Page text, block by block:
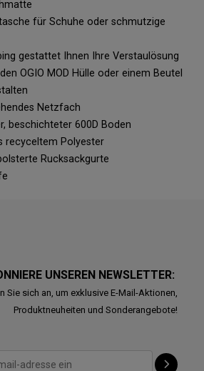
für Schuhe oder schmutzige
gestattet Ihnen Ihre Verstaulösung
OGIO MOD Hülle oder einem Beutel
Netzfach
beschichteter 600D Boden
recyceltem Polyester
Rucksackgurte
UNSEREN NEWSLETTER:
Sie sich an, um exklusive E-Mail-Aktionen,
Produktneuheiten und Sonderangebote!